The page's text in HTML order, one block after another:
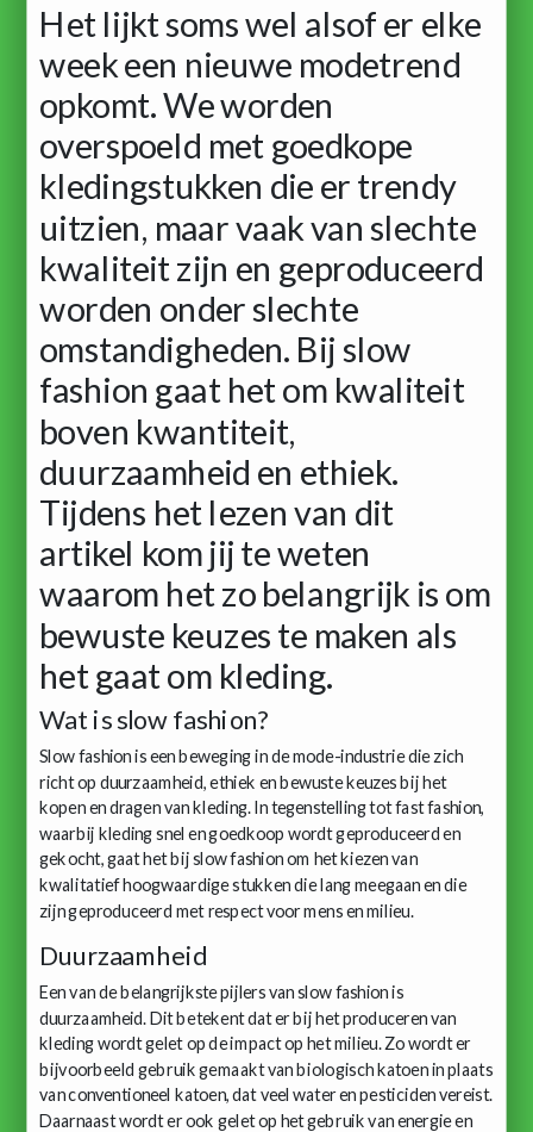
Het lijkt soms wel alsof er elke
week een nieuwe modetrend
opkomt. We worden
overspoeld met goedkope
kledingstukken die er trendy
uitzien, maar vaak van slechte
kwaliteit zijn en geproduceerd
worden onder slechte
omstandigheden. Bij slow
fashion gaat het om kwaliteit
boven kwantiteit,
duurzaamheid en ethiek.
Tijdens het lezen van dit
artikel kom jij te weten
waarom het zo belangrijk is om
bewuste keuzes te maken als
het gaat om kleding.
Wat is slow fashion?
Slow fashion is een beweging in de mode-industrie die zich
richt op duurzaamheid, ethiek en bewuste keuzes bij het
kopen en dragen van kleding. In tegenstelling tot fast fashion,
waarbij kleding snel en goedkoop wordt geproduceerd en
gekocht, gaat het bij slow fashion om het kiezen van
kwalitatief hoogwaardige stukken die lang meegaan en die
zijn geproduceerd met respect voor mens en milieu.
Duurzaamheid
Een van de belangrijkste pijlers van slow fashion is
duurzaamheid. Dit betekent dat er bij het produceren van
kleding wordt gelet op de impact op het milieu. Zo wordt er
bijvoorbeeld gebruik gemaakt van biologisch katoen in plaats
van conventioneel katoen, dat veel water en pesticiden vereist.
Daarnaast wordt er ook gelet op het gebruik van energie en